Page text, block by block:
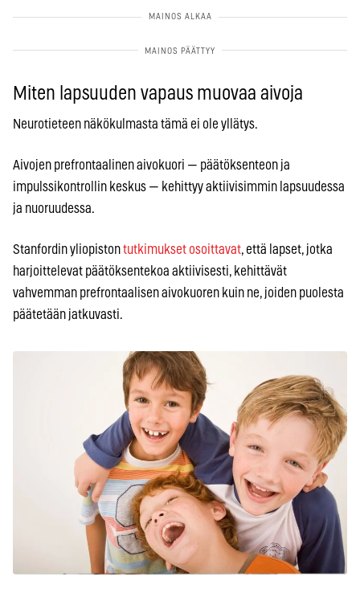
Miten lapsuuden vapaus muovaa aivoja
Neurotieteen näkökulmasta tämä ei ole yllätys.
Aivojen prefrontaalinen aivokuori — päätöksenteon ja
impulssikontrollin keskus — kehittyy aktiivisimmin lapsuudessa
ja nuoruudessa.
Stanfordin yliopistontutkimukset osoittavat, että lapset, jotka
harjoittelevat päätöksentekoa aktiivisesti, kehittävät
vahvemman prefrontaalisen aivokuoren kuin ne, joiden puolesta
päätetään jatkuvasti.